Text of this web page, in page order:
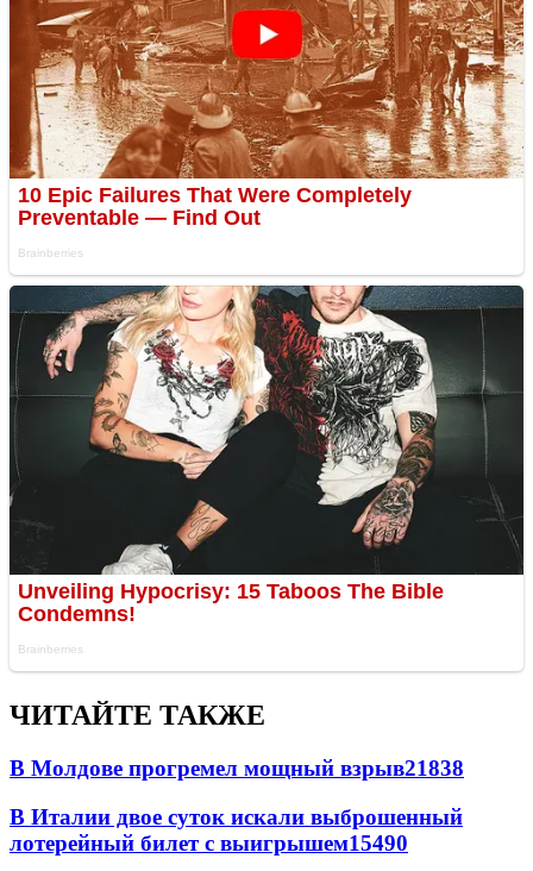
ЧИТАЙТЕ ТАКЖЕ
В Молдове прогремел мощный взрыв21838
В Италии двое суток искали выброшенный
лотерейный билет с выигрышем15490